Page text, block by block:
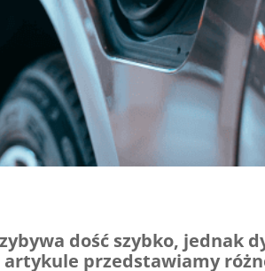
dość szybko, jednak
przedstawiamy